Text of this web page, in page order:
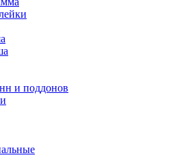
и поддонов